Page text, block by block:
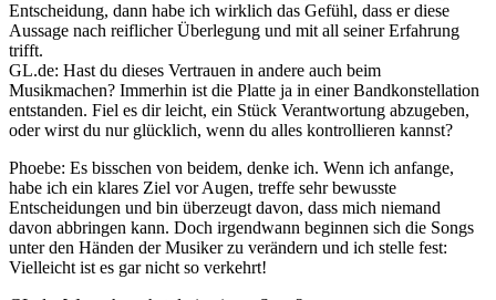
Entscheidung, dann habe ich wirklich das Gefühl, dass er diese
Aussage nach reiflicher Überlegung und mit all seiner Erfahrung
trifft.
GL.de: Hast du dieses Vertrauen in andere auch beim
Musikmachen? Immerhin ist die Platte ja in einer Bandkonstellation
entstanden. Fiel es dir leicht, ein Stück Verantwortung abzugeben,
oder wirst du nur glücklich, wenn du alles kontrollieren kannst?
Phoebe: Es bisschen von beidem, denke ich. Wenn ich anfange,
habe ich ein klares Ziel vor Augen, treffe sehr bewusste
Entscheidungen und bin überzeugt davon, dass mich niemand
davon abbringen kann. Doch irgendwann beginnen sich die Songs
unter den Händen der Musiker zu verändern und ich stelle fest:
Vielleicht ist es gar nicht so verkehrt!